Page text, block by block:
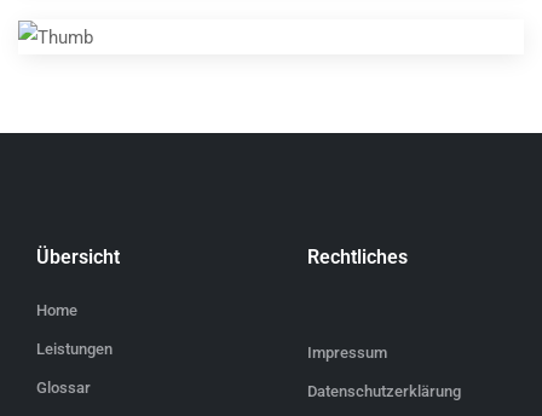
Übersicht
Home
Leistungen
Glossar
Rechtliches
Impressum
Datenschutzerklärung